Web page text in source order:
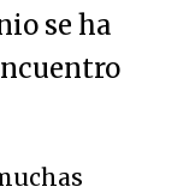
se ha